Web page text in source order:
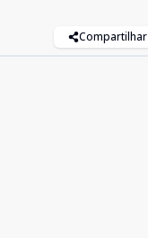
Compartilhar